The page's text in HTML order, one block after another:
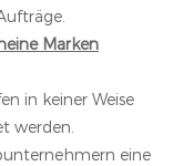
Marken
in keiner Weise
werden.
eine